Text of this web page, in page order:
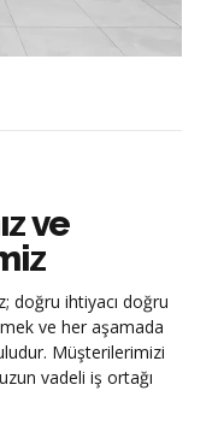
ve
doğru ihtiyacı doğru
ve her aşamada
Müşterilerimizi
vadeli iş ortağı